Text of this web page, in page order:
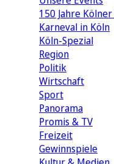
150 Jahre
Karneval in Köln
Köln-Spezial
Region
Politik
Wirtschaft
Sport
Panorama
Promis & TV
Freizeit
Gewinnspiele